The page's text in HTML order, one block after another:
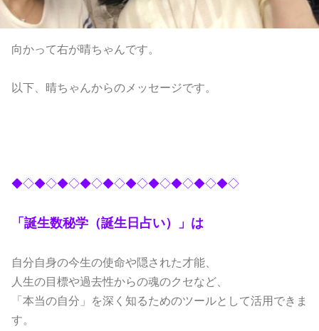
向かって右が晴ちゃんです。
以下、晴ちゃんからのメッセージです。
◆◇◆◇◆◇◆◇◆◇◆◇◆◇◆◇◆◇◆◇
「誕生数秘学（誕生日占い）」は
自分自身の今生の使命や隠された才能、
人生の目標や過去性からの魂のクセなど、
「本当の自分」を深く知るためのツールとして活用できま
す。